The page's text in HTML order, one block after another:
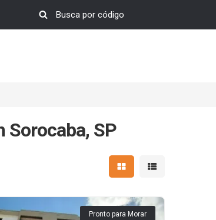
Sorocaba, SP
Mostrar resultados em
Mostrar
Pronto para Morar